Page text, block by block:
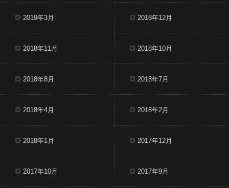
2019年3月 2018年12月
2018年11月 2018年10月
2018年8月 2018年7月
2018年4月 2018年2月
2018年1月 2017年12月
2017年10月 2017年9月